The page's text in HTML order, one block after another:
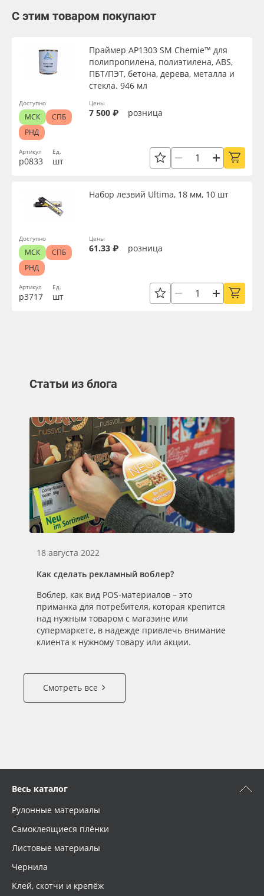
С этим товаром покупают
Артикул
р0833
Праймер AP1303 SM Chemie™ для
полипропилена, полиэтилена, ABS,
ПБТ/ПЭТ, бетона, дерева, металла и
стекла. 946 мл
Ед.
шт
Цены
7 500 ₽ розница
Доступно
МСК
СПБ
РНД
Артикул
р3717
Набор лезвий Ultima, 18 мм, 10 шт
Ед.
шт
Цены
61.33 ₽ розница
Доступно
МСК
СПБ
РНД
Статьи из блога
18 августа 2022
Как сделать рекламный воблер?
Воблер, как вид POS-материалов – это
приманка для потребителя, которая крепится
над нужным товаром с магазине или
супермаркете, в надежде привлечь внимание
клиента к нужному товару или акции.
Смотреть все
Весь каталог
Рулонные материалы
Самоклеящиеся плёнки
Листовые материалы
Чернила
Клей, скотчи и крепёж